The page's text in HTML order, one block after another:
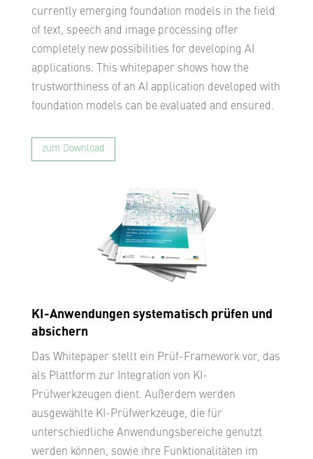
currently emerging foundation models in the field
of text, speech and image processing offer
completely new possibilities for developing AI
applications. This whitepaper shows how the
trustworthiness of an AI application developed with
foundation models can be evaluated and ensured.
zum Download
KI-Anwendungen systematisch prüfen und
absichern
Das Whitepaper stellt ein Prüf-Framework vor, das
als Plattform zur Integration von KI-
Prüfwerkzeugen dient. Außerdem werden
ausgewählte KI-Prüfwerkzeuge, die für
unterschiedliche Anwendungsbereiche genutzt
werden können, sowie ihre Funktionalitäten im